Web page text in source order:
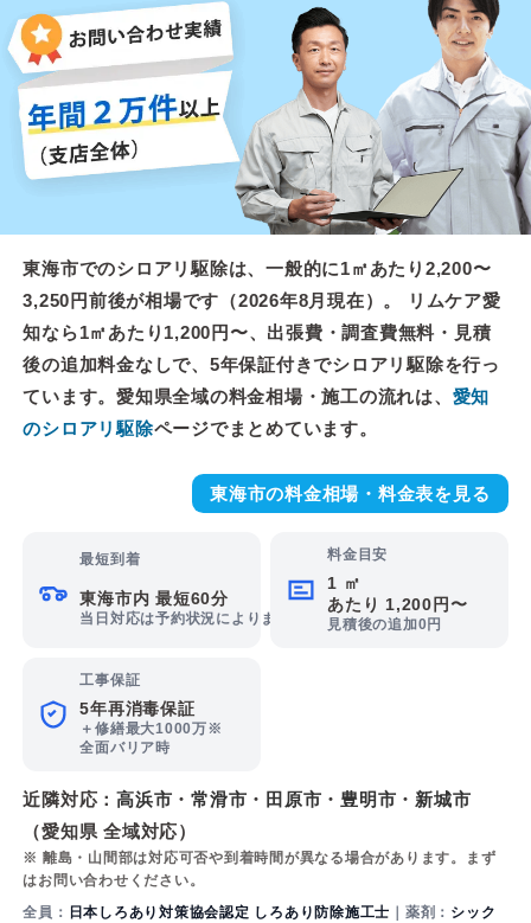
東海市でのシロアリ駆除は、一般的に1㎡あたり2,200〜
3,250円前後が相場です（2026年8月現在）。 リムケア愛
知なら1㎡あたり1,200円〜、出張費・調査費無料・見積
後の追加料金なしで、5年保証付きでシロアリ駆除を行っ
ています。愛知県全域の料金相場・施工の流れは、 愛知
のシロアリ駆除ページでまとめています。
東海市の料金相場・料金表を見る
最短到着
東海市内 最短60分
当日対応は予約状況によります
料金目安
1 ㎡
あたり 1,200円〜
見積後の追加0円
工事保証
5年再消毒保証
＋修繕最大1000万※
全面バリア時
近隣対応：高浜市 ・常滑市 ・ 田原市 ・ 豊明市 ・ 新城市
（愛知県 全域対応）
※ 離島・山間部は対応可否や到着時間が異なる場合があります。まず
はお問い合わせください。
全員： 日本しろあり対策協会認定 しろあり防除施工士 ｜薬剤： シック